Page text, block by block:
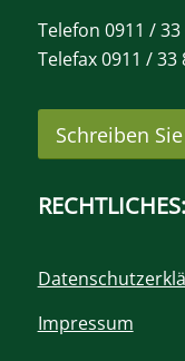
Telefon 0911 / 33
Telefax 0911 / 33
Schreiben
RECHTLICHES:
Impressum